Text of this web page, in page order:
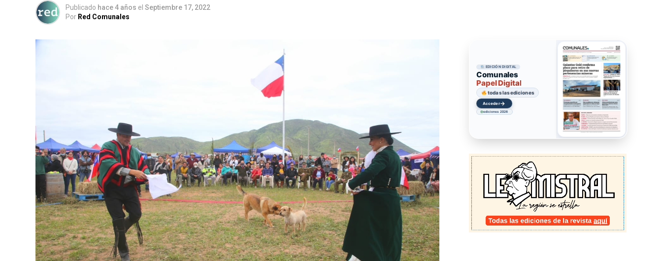
Publicado hace 4 años el Septiembre 17, 2022
Por Red Comunales
EDICIÓN DIGITAL
Comunales
Papel Digital
todas las ediciones
Acceder→
ediciones 2026